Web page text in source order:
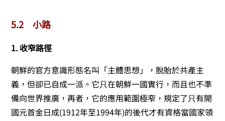
5.2 小路
1. 收窄路徑
朝鮮的官方意識形態名叫「主體思想」，脫胎於共產主
義，但卻已自成一派。它只在朝鮮一國實行，而且也不準
備向世界推廣，再者，它的應用範圍極窄，規定了只有開
國元首金日成(1912年至1994年)的後代才有資格當國家領